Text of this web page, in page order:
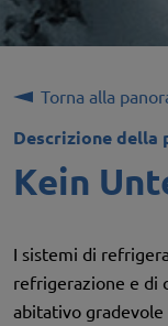
Torna alla
Descrizione della
Kein
I sistemi di
refrigerazione e di
abitativo gradevole